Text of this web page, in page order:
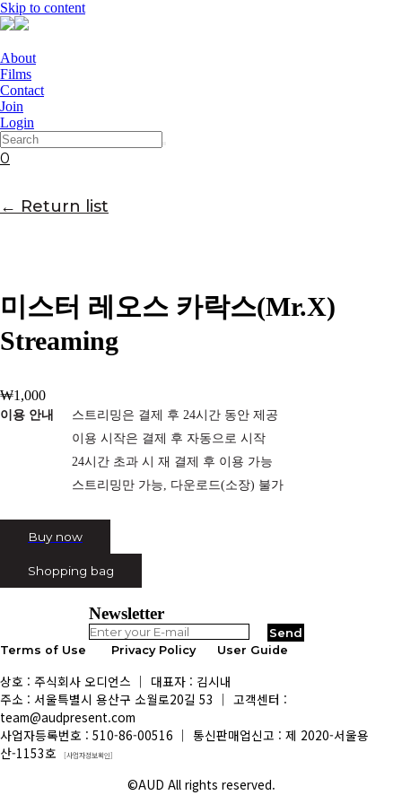
Skip to content
About
Films
Contact
Join
Login
0
← Return list
미스터 레오스 카락스(Mr.X)
Streaming
₩1,000
이용 안내
스트리밍은 결제 후 24시간 동안 제공
이용 시작은 결제 후 자동으로 시작
24시간 초과 시 재 결제 후 이용 가능
스트리밍만 가능, 다운로드(소장) 불가
Buy now
Shopping bag
Newsletter
Terms of Use Privacy Policy User Guide
상호 : 주식회사 오디언스 │ 대표자 : 김시내
주소 : 서울특별시 용산구 소월로20길 53 │ 고객센터 :
team@audpresent.com
사업자등록번호 : 510-86-00516 │ 통신판매업신고 : 제 2020-서울용
산-1153호
[사업자정보확인]
©AUD All rights reserved.